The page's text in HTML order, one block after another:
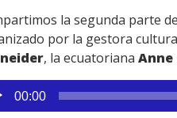
la segunda parte
por la gestora
, la ecuatoriana Anne
00:00